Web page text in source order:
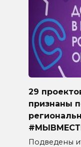
29
признаны
Подведены